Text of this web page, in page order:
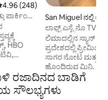
ರಲ್ಲಿ 4.96 ಸರಾಸರಿ ರೇಟಿಂಗ್, 248
4.96 (248)
ಪಾರ್ಕಿಂಗ್
HBO
ಟಿವಿ,
San Miguel ನಲ್ಲಿ
ಲಾಫ್ಟ್ ಎಸ್ಟ್ರೆನೊ
ಮಿಗುಯೆಲ್ ಕೋಸ್ಟಾ 21
ಲಿಮಾದಲ್ಲಿನ ಸ್ಯಾನ್
ಪ್ರದೇಶದಲ್ಲಿ
ಸಾಗರ ನೋಟ ಮತ್ತು
ಹೊಂದಿರುವ ಮಿನಿ.
YouTube
ಸ್ಥಳ: ವಿಮಾನ
ಸ್ಯಾನ್ ಮಿಗುಯೆಲ್,
ರಜಾದಿನದ ಬಾಡಿಗೆ
ಸೌಲಭ್ಯಗಳು